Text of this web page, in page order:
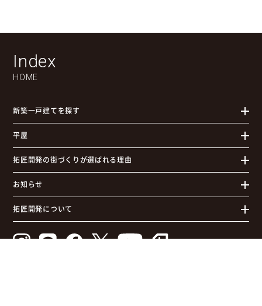
Index
HOME
新築一戸建てを探す
平屋
拓匠開発の街づくりが選ばれる理由
お知らせ
拓匠開発について